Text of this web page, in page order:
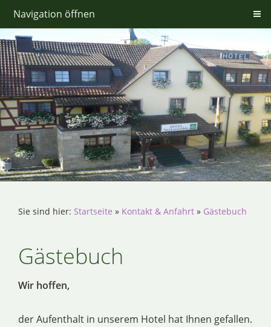
Navigation öffnen
Sie sind hier: Startseite » Kontakt & Anfahrt » Gästebuch
Gästebuch
Wir hoffen,
der Aufenthalt in unserem Hotel hat Ihnen gefallen.